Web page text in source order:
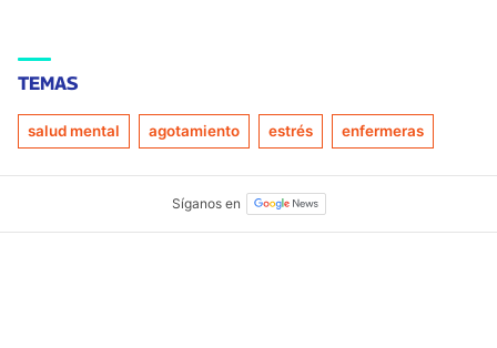
TEMAS
salud mental agotamiento estrés enfermeras